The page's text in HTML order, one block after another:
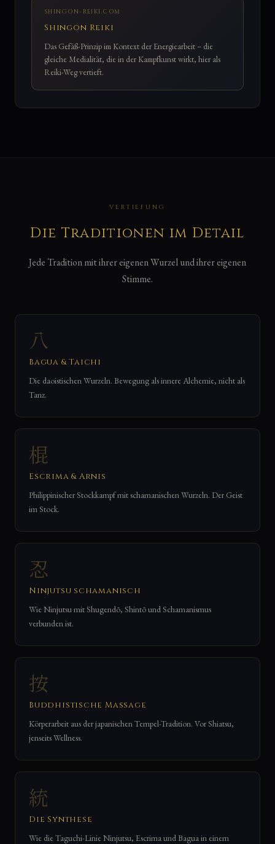
SHINGON-REIKI.COM
Shingon Reiki
Das Gefäß-Prinzip im Kontext der Energiearbeit – die
gleiche Medialität, die in der Kampfkunst wirkt, hier als
Reiki-Weg vertieft.
VERTIEFUNG
Die Traditionen im Detail
Jede Tradition mit ihrer eigenen Wurzel und ihrer eigenen
Stimme.
八
Bagua & Taichi
Die daoistischen Wurzeln. Bewegung als innere Alchemie, nicht als
Tanz.
棍
Escrima & Arnis
Philippinischer Stockkampf mit schamanischen Wurzeln. Der Geist
im Stock.
忍
Ninjutsu schamanisch
Wie Ninjutsu mit Shugendō, Shintō und Schamanismus
verbunden ist.
按
Buddhistische Massage
Körperarbeit aus der japanischen Tempel-Tradition. Vor Shiatsu,
jenseits Wellness.
統
Die Synthese
Wie die Taguchi-Linie Ninjutsu, Escrima und Bagua in einem